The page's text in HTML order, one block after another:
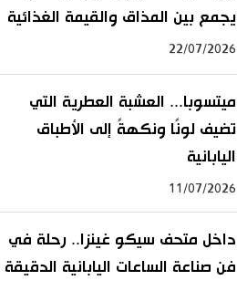
يجمع بين المذاق والقيمة الغذائية
22/07/2026
ميتسوبا... العشبة العطرية التي
تضيف لونًا ونكهةً إلى الأطباق
اليابانية
11/07/2026
داخل متحف سيكو غينزا.. رحلة في
فن صناعة الساعات اليابانية الدقيقة